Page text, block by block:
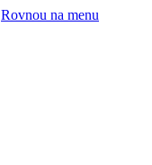
Rovnou na menu